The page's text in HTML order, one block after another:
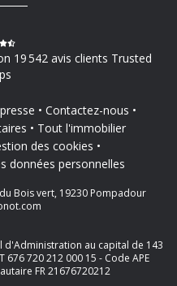
19 542 avis clients Trusted
Contactez-nous
Tout l'immobilier
des cookies
données personnelles
Bois vert, 19230 Pompadour
d'Administration au capital de 143
676 720 212 000 15 - Code APE
FR 21676720212